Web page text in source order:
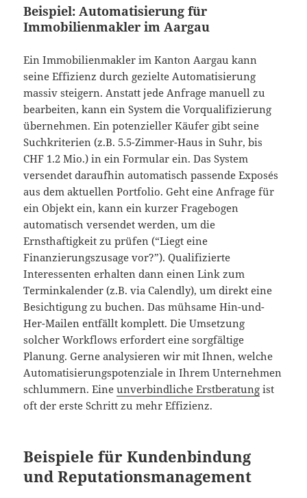
Beispiel: Automatisierung für
Immobilienmakler im Aargau
Ein Immobilienmakler im Kanton Aargau kann
seine Effizienz durch gezielte Automatisierung
massiv steigern. Anstatt jede Anfrage manuell zu
bearbeiten, kann ein System die Vorqualifizierung
übernehmen. Ein potenzieller Käufer gibt seine
Suchkriterien (z.B. 5.5-Zimmer-Haus in Suhr, bis
CHF 1.2 Mio.) in ein Formular ein. Das System
versendet daraufhin automatisch passende Exposés
aus dem aktuellen Portfolio. Geht eine Anfrage für
ein Objekt ein, kann ein kurzer Fragebogen
automatisch versendet werden, um die
Ernsthaftigkeit zu prüfen (“Liegt eine
Finanzierungszusage vor?”). Qualifizierte
Interessenten erhalten dann einen Link zum
Terminkalender (z.B. via Calendly), um direkt eine
Besichtigung zu buchen. Das mühsame Hin-und-
Her-Mailen entfällt komplett. Die Umsetzung
solcher Workflows erfordert eine sorgfältige
Planung. Gerne analysieren wir mit Ihnen, welche
Automatisierungspotenziale in Ihrem Unternehmen
schlummern. Eineunverbindliche Erstberatung ist
oft der erste Schritt zu mehr Effizienz.
Beispiele für Kundenbindung
und Reputationsmanagement